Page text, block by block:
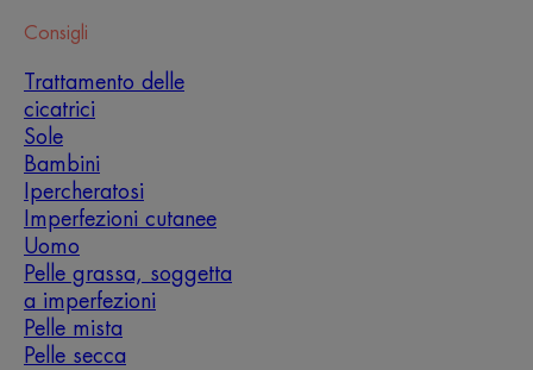
Consigli
Trattamento delle
cicatrici
Sole
Bambini
Ipercheratosi
Imperfezioni cutanee
Uomo
Pelle grassa, soggetta
a imperfezioni
Pelle mista
Pelle secca